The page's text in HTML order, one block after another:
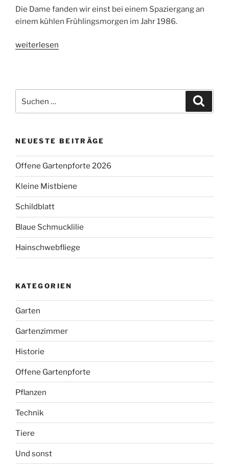
Die Dame fanden wir einst bei einem Spaziergang an
einem kühlen Frühlingsmorgen im Jahr 1986.
„Rotwangen-
weiterlesen
nach:
NEUESTE BEITRÄGE
Offene Gartenpforte 2026
Kleine Mistbiene
Schildblatt
Blaue Schmucklilie
Hainschwebfliege
KATEGORIEN
Garten
Gartenzimmer
Historie
Offene Gartenpforte
Pflanzen
Technik
Tiere
Und sonst